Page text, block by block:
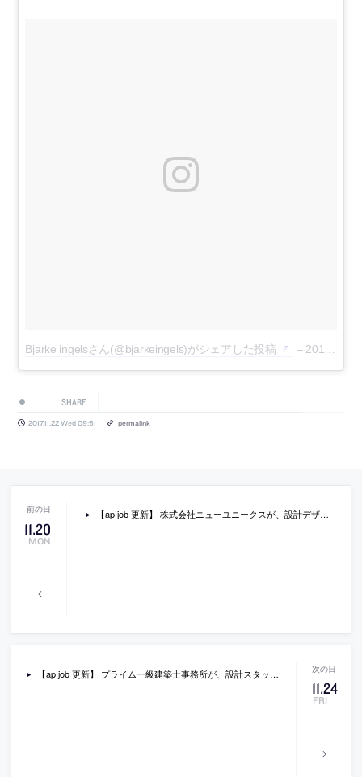
Bjarke ingelsさん(@bjarkeingels)がシェアした投稿 – 2017 11月 20 12:13午後 PST
SHARE
2017.11.22 Wed 09:51 permalink
11.20
MON
【ap job 更新】 株式会社ニューユニークスが、設計デザイナー・アシスタントデザイナーを募集中
11.24
FRI
【ap job 更新】 プライム一級建築士事務所が、設計スタッフ(正社員)を急募中